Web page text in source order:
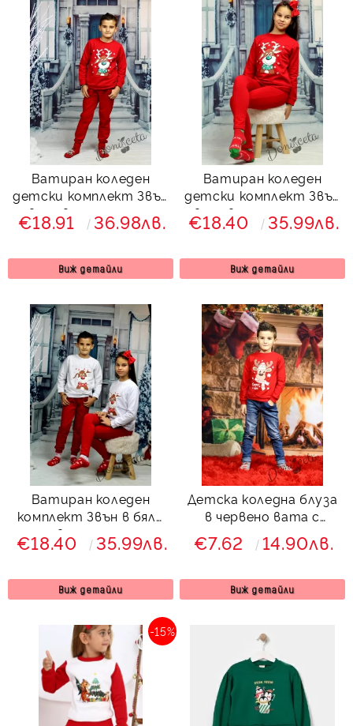
Ватиран коледен
детски комплект Звън
в червено с еленче
7123441
€18.91 36.98лв.
Виж детайли
Ватиран коледен
детски комплект Звън
в червено с еленче и
клин с ръб 8133423
€18.40 35.99лв.
Виж детайли
Ватиран коледен
комплект Звън в бяло
и червено с еленче и
клин с ръб 883524 за
€18.40 35.99лв.
Виж детайли
Детска коледна блуза
в червено вата с
еленче с шалче за
момче
€7.62 14.90лв.
Виж детайли
-15%